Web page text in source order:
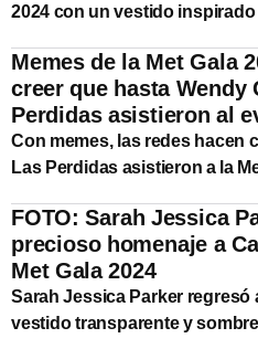
2024 con un vestido
Memes de la Met Gala
creer que hasta Wendy
Perdidas asistieron al
Con memes, las redes hacen
Las Perdidas asistieron a la
FOTO: Sarah Jessica
precioso homenaje a
Met Gala 2024
Sarah Jessica Parker regresó
vestido transparente y